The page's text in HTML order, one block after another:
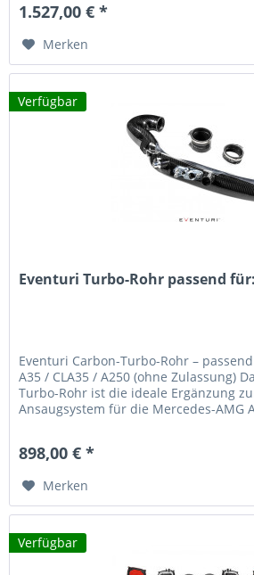
1.527,00 € *
Merken
Verfügbar
Eventuri Turbo-Rohr passend
Eventuri Carbon-Turbo-Rohr –
A35 / CLA35 / A250 (ohne Zulassung)
Turbo-Rohr ist die ideale Ergänzung
Ansaugsystem für die Mercedes-AMG
898,00 € *
Merken
Verfügbar